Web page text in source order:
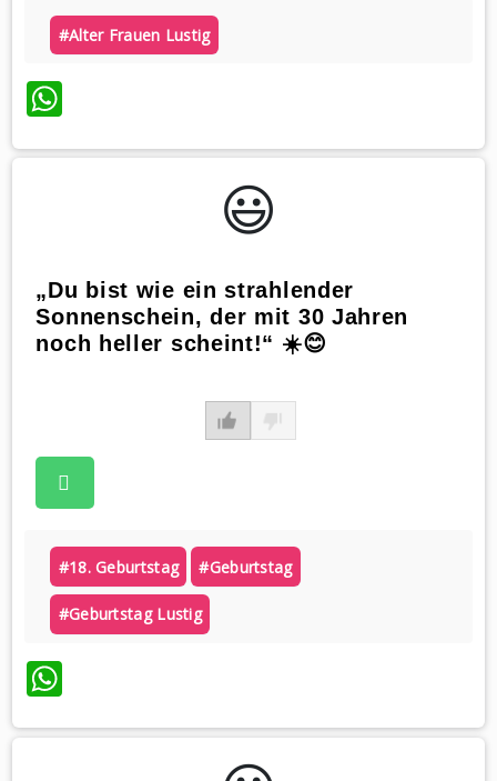
#alter Frauen Lustig
WhatsApp
😃️
„Du bist wie ein strahlender
Sonnenschein, der mit 30 Jahren
noch heller scheint!“ ☀️😊
#18. Geburtstag #geburtstag
#geburtstag Lustig
WhatsApp